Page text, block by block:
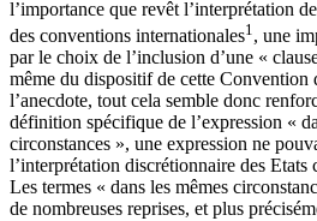
l’importance que revêt l’interprétation
des conventions internationales1 , une
par le choix de l’inclusion d’une «
même du dispositif de cette Convention
l’anecdote, tout cela semble donc
définition spécifique de l’expression «
circonstances », une expression ne
l’interprétation discrétionnaire des Etats
Les termes « dans les mêmes
de nombreuses reprises, et plus